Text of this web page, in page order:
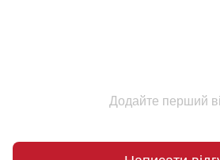
Додайте перший